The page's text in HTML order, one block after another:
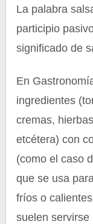
La palabra
participio
significado de
En
ingredientes
cremas,
etcétera) con
(como el caso
que se usa
fríos o
suelen